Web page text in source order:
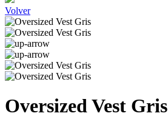
Volver
Oversized Vest Gris